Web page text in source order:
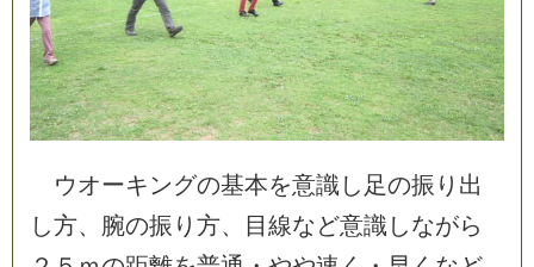
ウオーキングの基本を意識 し 足の振 り 出
し方、 腕の振 り 方、 目 線など意識 しながら